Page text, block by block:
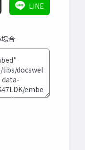
LINE
場合